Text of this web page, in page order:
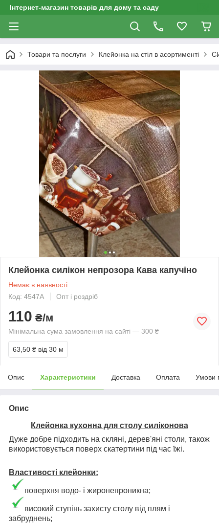
Інтернет-магазин товарів для дому та саду
Товари та послуги Клейонка на стіл в асортименті
Клейонка силікон непрозора Кава капучіно
Немає в наявності
Код: 4547A
Опт і роздріб
110 ₴/м
Мінімальна сума замовлення на сайті — 300 ₴
63,50 ₴ від 30 м
Опис Характеристики Доставка Оплата Умови
Опис
Клейонка кухонна для столу силіконова
Дуже добре підходить на скляні, дерев'яні столи, також
використовується поверх скатертини під час їжі.
Властивості клейонки:
поверхня водо- і жиронепроникна;
високий ступінь захисту столу від плям і
забруднень;